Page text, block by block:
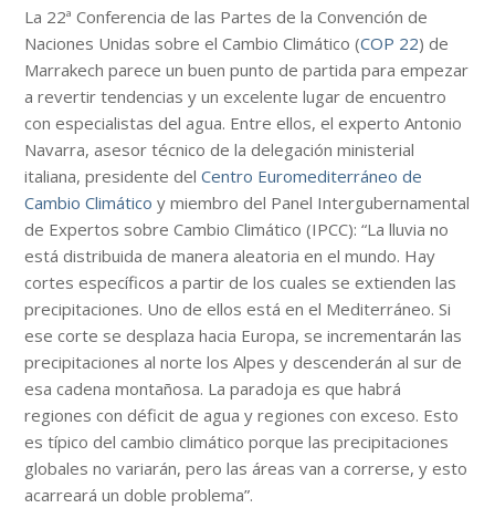
La 22ª Conferencia de las Partes de la Convención de
Naciones Unidas sobre el Cambio Climático (COP 22) de
Marrakech parece un buen punto de partida para empezar
a revertir tendencias y un excelente lugar de encuentro
con especialistas del agua. Entre ellos, el experto Antonio
Navarra, asesor técnico de la delegación ministerial
italiana, presidente delCentro Euromediterráneo de
Cambio Climático y miembro del Panel Intergubernamental
de Expertos sobre Cambio Climático (IPCC): “La lluvia no
está distribuida de manera aleatoria en el mundo. Hay
cortes específicos a partir de los cuales se extienden las
precipitaciones. Uno de ellos está en el Mediterráneo. Si
ese corte se desplaza hacia Europa, se incrementarán las
precipitaciones al norte los Alpes y descenderán al sur de
esa cadena montañosa. La paradoja es que habrá
regiones con déficit de agua y regiones con exceso. Esto
es típico del cambio climático porque las precipitaciones
globales no variarán, pero las áreas van a correrse, y esto
acarreará un doble problema”.